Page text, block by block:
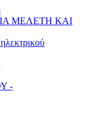
ΜΕΛΕΤΗ ΚΑΙ
-